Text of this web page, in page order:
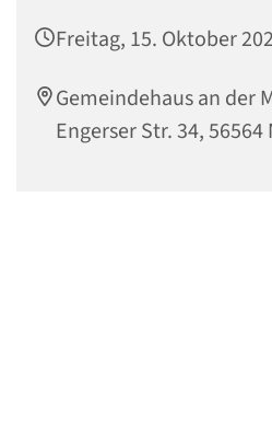
Freitag, 15. Oktober
Gemeindehaus an der
Engerser Str. 34,